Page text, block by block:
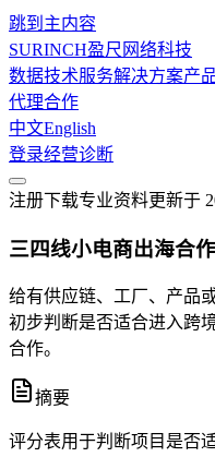
跳到主内容
SURINCH盈尺网络科技
数据技术服务解决方案产
代理合作
中文English
登录经营诊断
注册下载专业资料更新于
三四线小电商出海合
给有供应链、工厂、产品
初步判断是否适合进入跨
合作。
摘要
评分表用于判断项目是否